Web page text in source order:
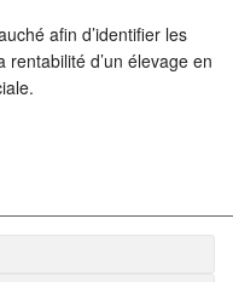
afin d’identifier les
d’un élevage en